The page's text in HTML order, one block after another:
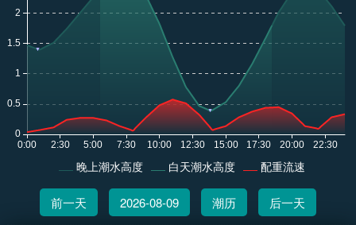
晚上潮水高度 白天潮水高度 配重流速
前一天 2026-08-09 潮历 后一天